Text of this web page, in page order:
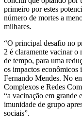
primeiro por estes
número de mortes a
milhares.
“O principal desafio no
2 é claramente vacinar o
de tempo, para uma
os impactos econômicos
Fernando Mendes. No
Complexos e Redes
“a vacinação em grande
imunidade de grupo
sociais”.